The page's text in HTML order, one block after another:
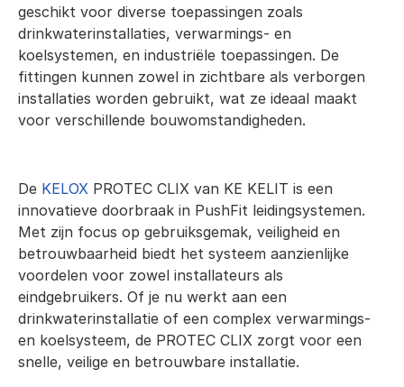
geschikt voor diverse toepassingen zoals
drinkwaterinstallaties, verwarmings- en
koelsystemen, en industriële toepassingen. De
fittingen kunnen zowel in zichtbare als verborgen
installaties worden gebruikt, wat ze ideaal maakt
voor verschillende bouwomstandigheden.
De KELOX PROTEC CLIX van KE KELIT is een
innovatieve doorbraak in PushFit leidingsystemen.
Met zijn focus op gebruiksgemak, veiligheid en
betrouwbaarheid biedt het systeem aanzienlijke
voordelen voor zowel installateurs als
eindgebruikers. Of je nu werkt aan een
drinkwaterinstallatie of een complex verwarmings-
en koelsysteem, de PROTEC CLIX zorgt voor een
snelle, veilige en betrouwbare installatie.